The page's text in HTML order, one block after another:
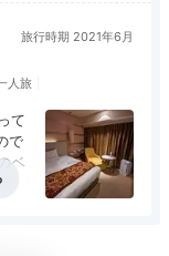
旅行時期 2021年6月
人旅
て
で
ベ
す